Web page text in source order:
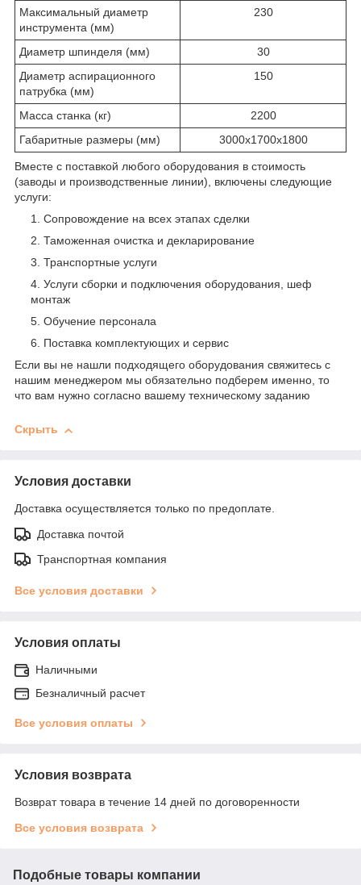
Максимальный диаметр
инструмента (мм)
230
Диаметр шпинделя (мм)
30
Диаметр аспирационного
патрубка (мм)
150
Масса станка (кг)
2200
Габаритные размеры (мм)
3000х1700х1800
Вместе с поставкой любого оборудования в стоимость
(заводы и производственные линии), включены следующие
услуги:
Сопровождение на всех этапах сделки
Таможенная очистка и декларирование
Транспортные услуги
Услуги сборки и подключения оборудования, шеф
монтаж
Обучение персонала
Поставка комплектующих и сервис
Если вы не нашли подходящего оборудования свяжитесь с
нашим менеджером мы обязательно подберем именно, то
что вам нужно согласно вашему техническому заданию
Скрыть
Условия доставки
Доставка осуществляется только по предоплате.
Доставка почтой
Транспортная компания
Все условия доставки
Условия оплаты
Наличными
Безналичный расчет
Все условия оплаты
Условия возврата
Возврат товара в течение 14 дней по договоренности
Все условия возврата
Подобные товары компании